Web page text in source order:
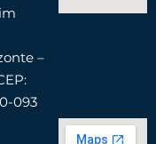
–
093